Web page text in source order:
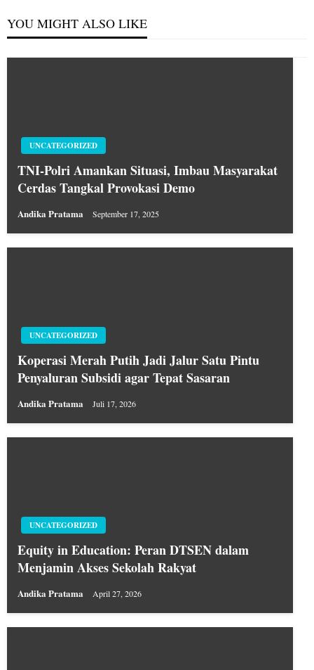
YOU MIGHT ALSO LIKE
UNCATEGORIZED
TNI-Polri Amankan Situasi, Imbau Masyarakat
Cerdas Tangkal Provokasi Demo
Andika Pratama September 17, 2025
UNCATEGORIZED
Koperasi Merah Putih Jadi Jalur Satu Pintu
Penyaluran Subsidi agar Tepat Sasaran
Andika Pratama Juli 17, 2026
UNCATEGORIZED
Equity in Education: Peran DTSEN dalam
Menjamin Akses Sekolah Rakyat
Andika Pratama April 27, 2026